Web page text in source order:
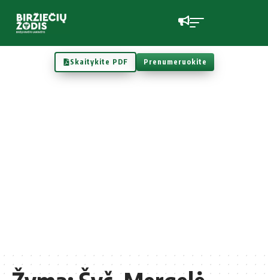
Skaitykite PDF Prenumeruokite